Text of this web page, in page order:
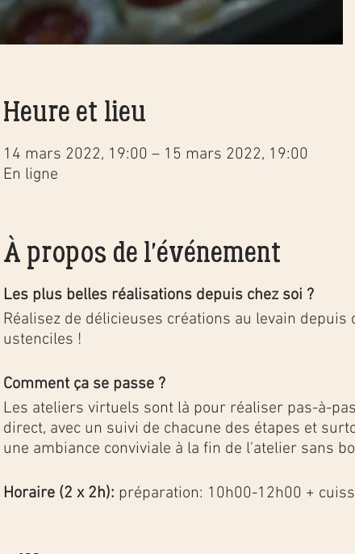
Heure et lieu
14 mars 2022, 19:00 – 15 mars 2022, 19:00
En ligne
À propos de l'événement
Les plus belles réalisations depuis chez soi ?
Réalisez de délicieuses créations au levain depuis
ustenciles !
Comment ça se passe ?
Les ateliers virtuels sont là pour réaliser pas-à-
direct, avec un suivi de chacune des étapes et
une ambiance conviviale à la fin de l'atelier sans
Horaire (2 x 2h): préparation: 10h00-12h00 +